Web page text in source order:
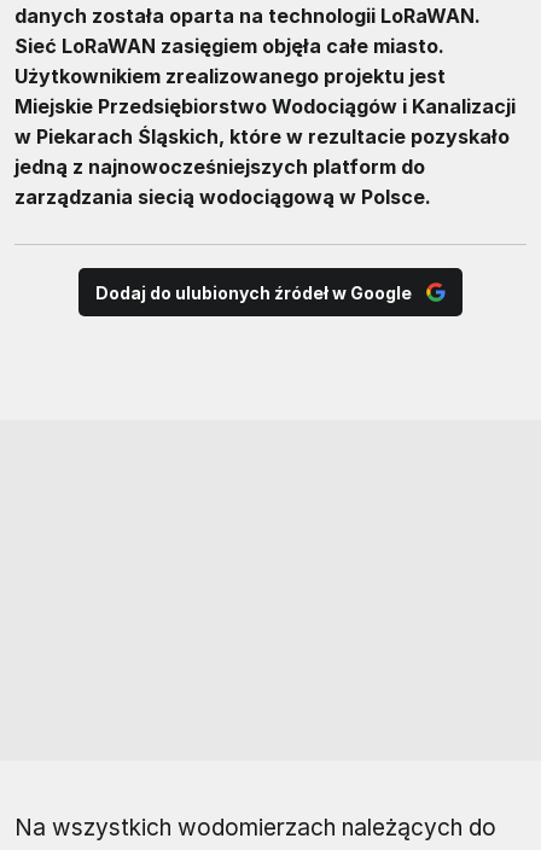
danych została oparta na technologii LoRaWAN.
Sieć LoRaWAN zasięgiem objęła całe miasto.
Użytkownikiem zrealizowanego projektu jest
Miejskie Przedsiębiorstwo Wodociągów i Kanalizacji
w Piekarach Śląskich, które w rezultacie pozyskało
jedną z najnowocześniejszych platform do
zarządzania siecią wodociągową w Polsce.
Dodaj do ulubionych źródeł w Google
Na wszystkich wodomierzach należących do